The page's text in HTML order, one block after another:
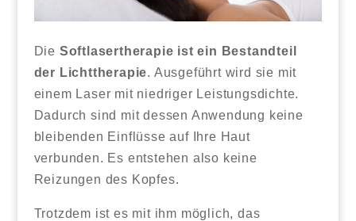
Die Softlasertherapie ist ein Bestandteil
der Lichttherapie. Ausgeführt wird sie mit
einem Laser mit niedriger Leistungsdichte.
Dadurch sind mit dessen Anwendung keine
bleibenden Einflüsse auf Ihre Haut
verbunden. Es entstehen also keine
Reizungen des Kopfes.
Trotzdem ist es mit ihm möglich, das